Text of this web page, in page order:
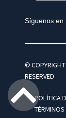
Síguenos en
© COPYRIGHT
RESERVED
POLÍTICA